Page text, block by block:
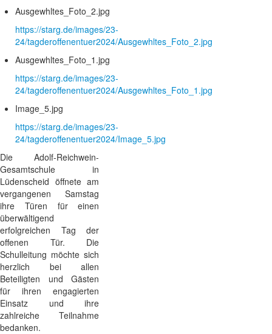
Ausgewhltes_Foto_2.jpg
https://starg.de/images/23-
24/tagderoffenentuer2024/Ausgewhltes_Foto_2.jpg
Ausgewhltes_Foto_1.jpg
https://starg.de/images/23-
24/tagderoffenentuer2024/Ausgewhltes_Foto_1.jpg
Image_5.jpg
https://starg.de/images/23-
24/tagderoffenentuer2024/Image_5.jpg
Die Adolf-Reichwein-
Gesamtschule in
Lüdenscheid öffnete am
vergangenen Samstag
ihre Türen für einen
überwältigend
erfolgreichen Tag der
offenen Tür. Die
Schulleitung möchte sich
herzlich bei allen
Beteiligten und Gästen
für ihren engagierten
Einsatz und ihre
zahlreiche Teilnahme
bedanken.